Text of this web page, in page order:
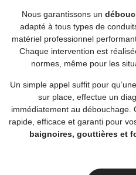
Nous garantissons un
adapté à tous types de
matériel professionnel
Chaque intervention est
normes, même pour les
Un simple appel suffit pour
sur place, effectue un
immédiatement au débouchage.
rapide, efficace et garanti pour
baignoires, gouttières et